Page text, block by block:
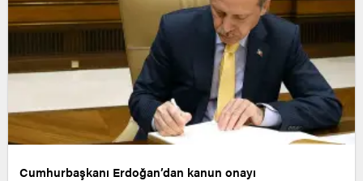
Cumhurbaşkanı Erdoğan’dan kanun onayı